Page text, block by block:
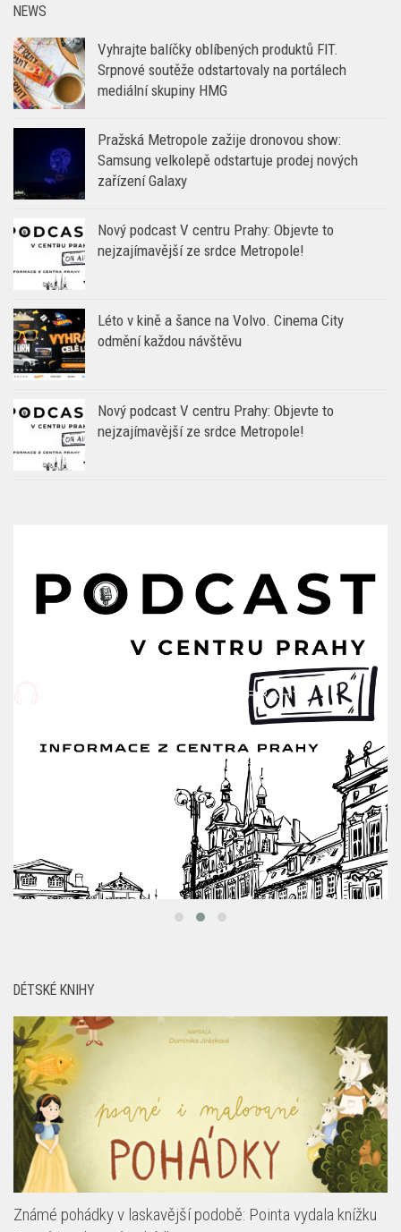
NEWS
Vyhrajte balíčky oblíbených produktů FIT.
Srpnové soutěže odstartovaly na portálech
mediální skupiny HMG
Pražská Metropole zažije dronovou show:
Samsung velkolepě odstartuje prodej nových
zařízení Galaxy
Nový podcast V centru Prahy: Objevte to
nejzajímavější ze srdce Metropole!
Léto v kině a šance na Volvo. Cinema City
odmění každou návštěvu
Nový podcast V centru Prahy: Objevte to
nejzajímavější ze srdce Metropole!
Známé pohádky v laskavější podobě: Pointa vydala knížku
Psané i malované pohádky